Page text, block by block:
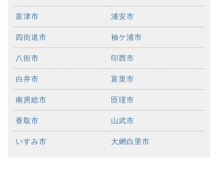
富津市 浦安市
四街道市 袖ケ浦市
八街市 印西市
白井市 富里市
南房総市 匝瑳市
香取市 山武市
いすみ市 大網白里市